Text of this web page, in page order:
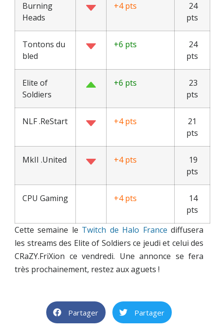
Burning
Heads
+4 pts
24
pts
Tontons du
bled
+6 pts
24
pts
Elite of
Soldiers
+6 pts
23
pts
NLF .ReStart +4 pts
21
pts
MkII .United +4 pts
19
pts
CPU Gaming +4 pts
14
pts
Cette semaine le Twitch de Halo France diffusera
les streams des Elite of Soldiers ce jeudi et celui des
CRaZY.FriXion ce vendredi. Une annonce se fera
très prochainement, restez aux aguets !
Partager Partager